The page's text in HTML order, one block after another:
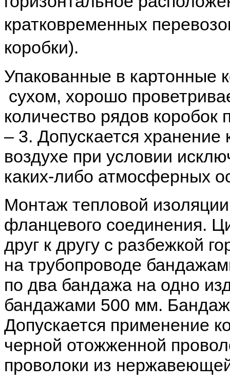
кратковременных
коробки).
Упакованные в картонные
сухом, хорошо
количество рядов
– 3. Допускается
воздухе при условии
каких-либо атмосферных
Монтаж тепловой
фланцевого соединения.
друг к другу с разбежкой
на трубопроводе
по два бандажа на одно
бандажами 500 мм.
Допускается применение
черной отожженной
проволоки из